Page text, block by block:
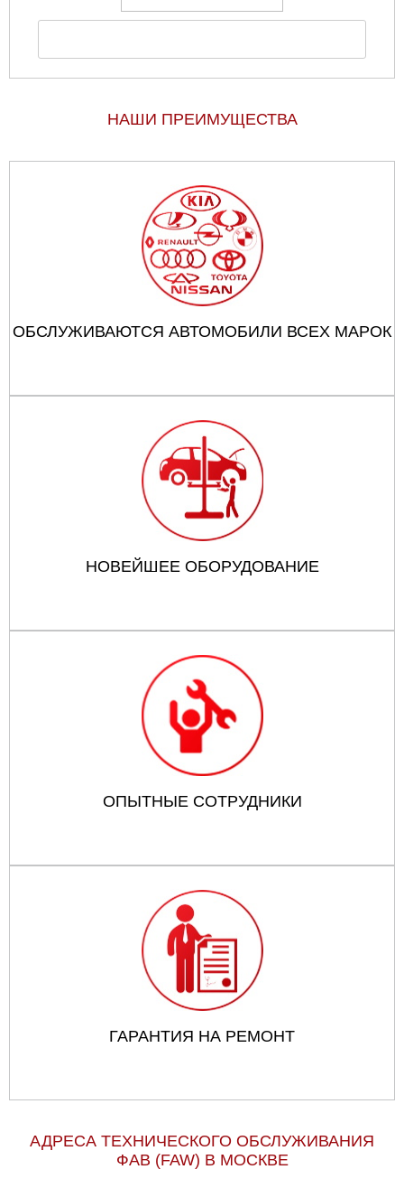
НАШИ ПРЕИМУЩЕСТВА
ОБСЛУЖИВАЮТСЯ АВТОМОБИЛИ ВСЕХ МАРОК
НОВЕЙШЕЕ ОБОРУДОВАНИЕ
ОПЫТНЫЕ СОТРУДНИКИ
ГАРАНТИЯ НА РЕМОНТ
АДРЕСА ТЕХНИЧЕСКОГО ОБСЛУЖИВАНИЯ
ФАВ (FAW) В МОСКВЕ